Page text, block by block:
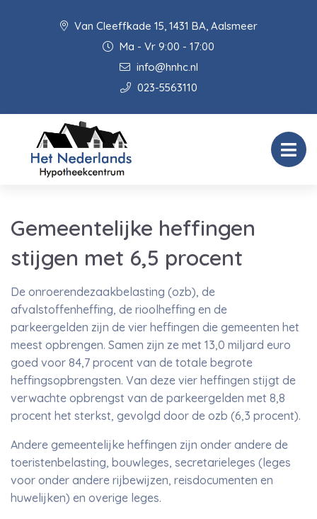
Van Cleeffkade 15, 1431 BA, Aalsmeer
Ma - Vr 9:00 - 17:00
info@hnhc.nl
023-5563110
Gemeentelijke heffingen
stijgen met 6,5 procent
De onroerendezaakbelasting (ozb), de
afvalstoffenheffing, de rioolheffing en de
parkeergelden zijn de vier heffingen die gemeenten het
meest opbrengen. Samen zijn ze met 13,0 miljard euro
goed voor 84,7 procent van de totale begrote
heffingsopbrengsten. Van deze vier heffingen stijgt de
verwachte opbrengst van de parkeergelden met 8,8
procent het sterkst, gevolgd door de ozb (6,3 procent).
Andere gemeentelijke heffingen zijn onder andere de
toeristenbelasting, bouwleges, secretarieleges (leges
voor onder andere rijbewijzen, reisdocumenten en
huwelijken) en overige leges.